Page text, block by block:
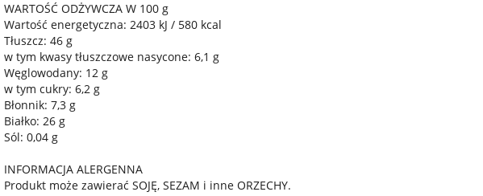
WARTOŚĆ ODŻYWCZA W 100 g
Wartość energetyczna: 2403 kJ / 580 kcal
Tłuszcz: 46 g
w tym kwasy tłuszczowe nasycone: 6,1 g
Węglowodany: 12 g
w tym cukry: 6,2 g
Błonnik: 7,3 g
Białko: 26 g
Sól: 0,04 g
INFORMACJA ALERGENNA
Produkt może zawierać SOJĘ, SEZAM i inne ORZECHY.